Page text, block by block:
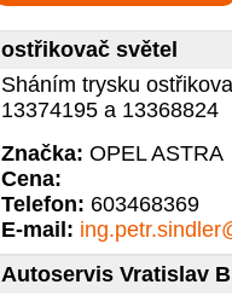
ostřikovač světel
Sháním trysku
13374195 a 13368824
Značka: OPEL ASTRA
Cena:
Telefon: 603468369
E-mail:
Autoservis Vratislav